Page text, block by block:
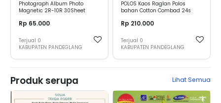
Photograph Album Photo
Magnetic 2R-10R 30Sheet
Rp 65.000
Terjual 0
KABUPATEN PANDEGLANG
POLOS Kaos Raglan Polos
bahan Cotton Combad 24s
Permintaan
Rp 210.000
Terjual 0
KABUPATEN PANDEGLANG
Produk serupa Lihat Semua